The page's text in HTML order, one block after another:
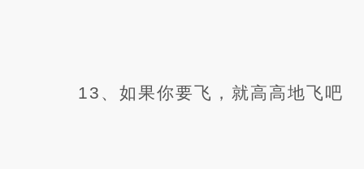
13、如果你要飞，就高高地飞吧